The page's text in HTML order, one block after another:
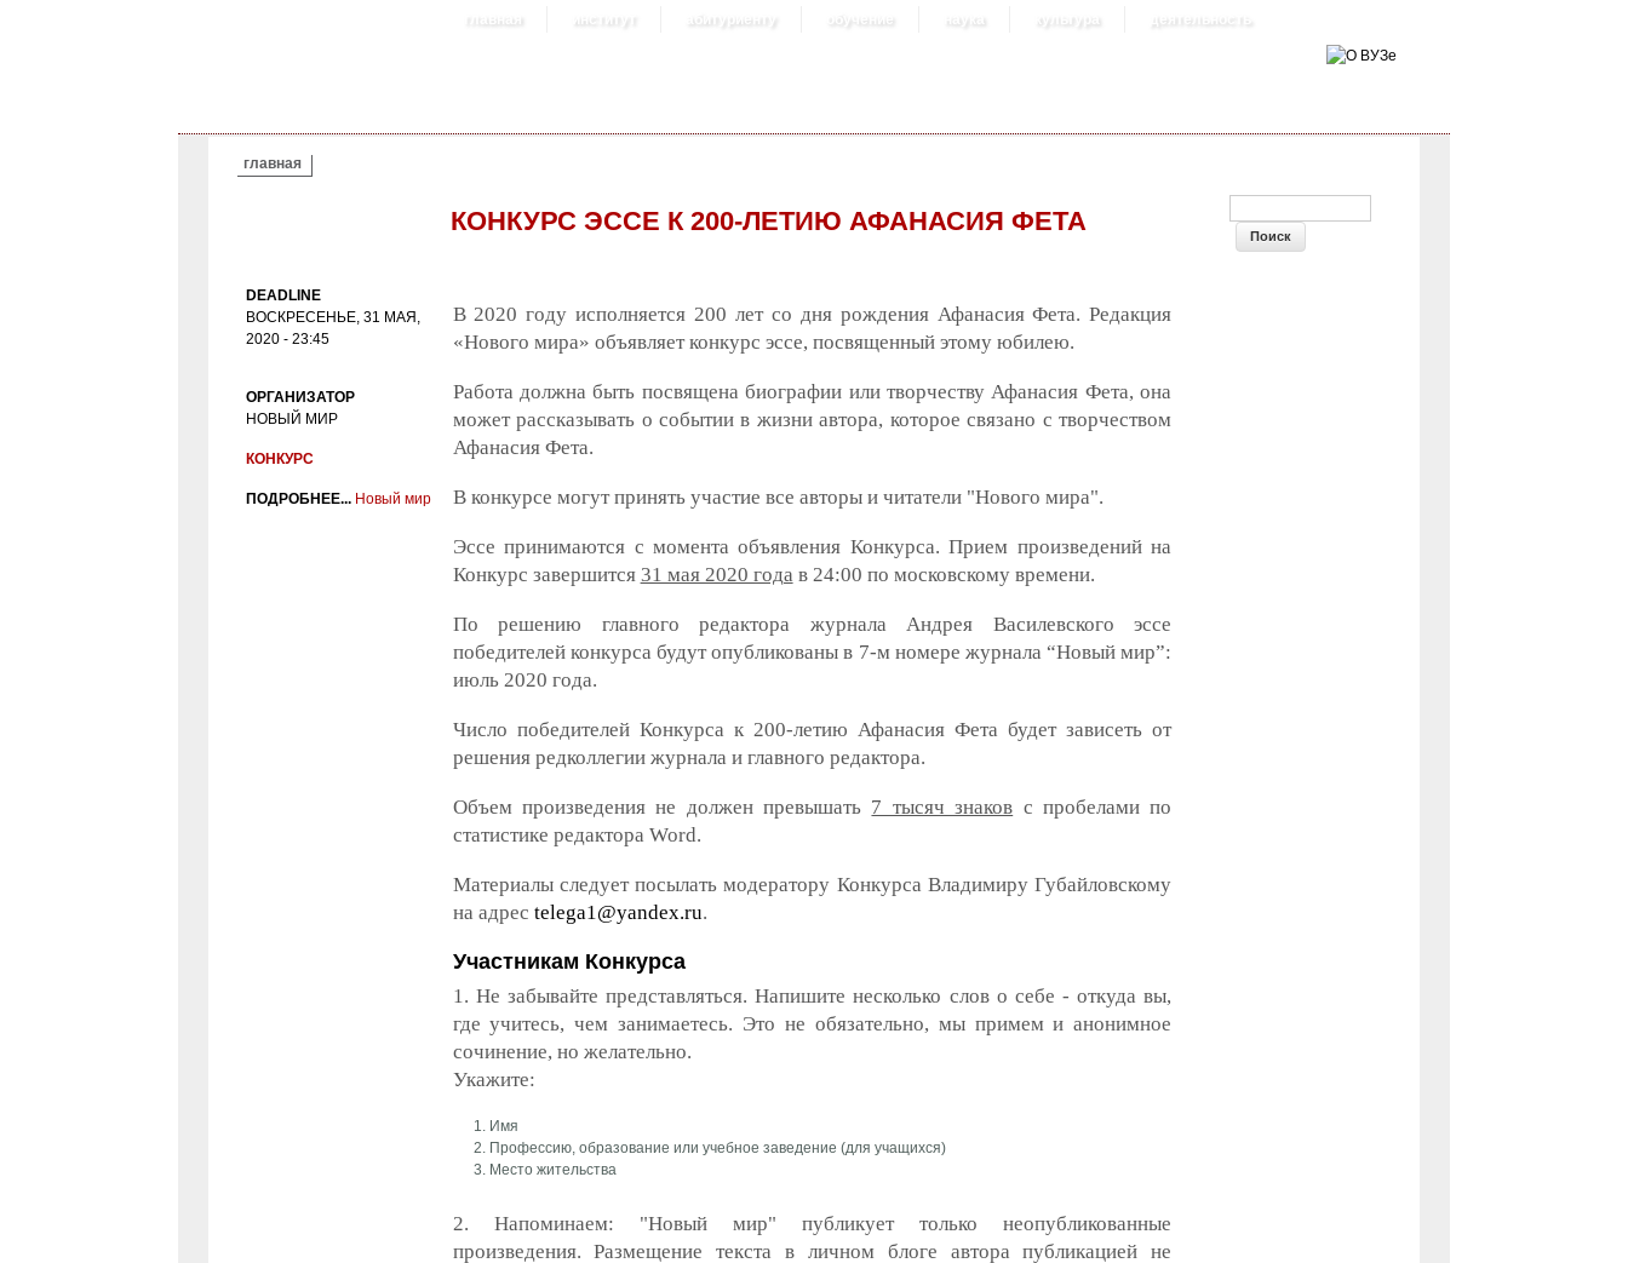
главная институт абитуриенту обучение наука культура деятельность
ВЫ ЗДЕСЬ
главная
КОНКУРС ЭССЕ К 200-ЛЕТИЮ АФАНАСИЯ ФЕТА
DEADLINE
ВОСКРЕСЕНЬЕ, 31 МАЯ,
2020 - 23:45
ОРГАНИЗАТОР
НОВЫЙ МИР
КОНКУРС
ПОДРОБНЕЕ... Новый мир
В 2020 году исполняется 200 лет со дня рождения Афанасия Фета. Редакция
«Нового мира» объявляет конкурс эссе, посвященный этому юбилею.
Работа должна быть посвящена биографии или творчеству Афанасия Фета, она
может рассказывать о событии в жизни автора, которое связано с творчеством
Афанасия Фета.
В конкурсе могут принять участие все авторы и читатели "Нового мира".
Эссе принимаются с момента объявления Конкурса. Прием произведений на
Конкурс завершится 31 мая 2020 года в 24:00 по московскому времени.
По решению главного редактора журнала Андрея Василевского эссе
победителей конкурса будут опубликованы в 7-м номере журнала “Новый мир”:
июль 2020 года.
Число победителей Конкурса к 200-летию Афанасия Фета будет зависеть от
решения редколлегии журнала и главного редактора.
Объем произведения не должен превышать 7 тысяч знаков с пробелами по
статистике редактора Word.
Материалы следует посылать модератору Конкурса Владимиру Губайловскому
на адрес telega1@yandex.ru.
Участникам Конкурса
1. Не забывайте представляться. Напишите несколько слов о себе - откуда вы,
где учитесь, чем занимаетесь. Это не обязательно, мы примем и анонимное
сочинение, но желательно.
Укажите:
Имя
Профессию, образование или учебное заведение (для учащихся)
Место жительства
2. Напоминаем: "Новый мир" публикует только неопубликованные
произведения. Размещение текста в личном блоге автора публикацией не
ФОРМА ПОИСКА